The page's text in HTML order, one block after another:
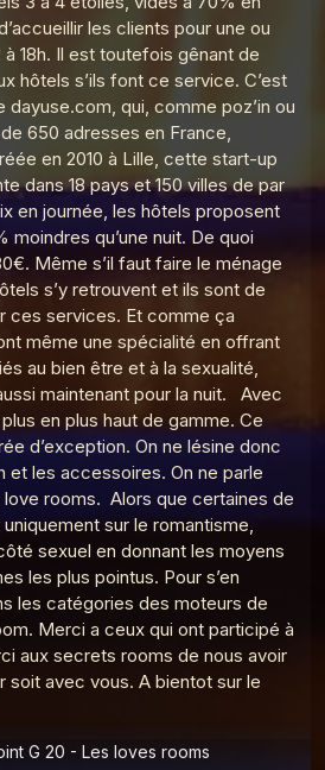
les clients pour une ou
à 18h. Il est toutefois gênant de
hôtels s’ils font ce service. C’est
dayuse.com, qui, comme poz’in ou
650 adresses en France,
en 2010 à Lille, cette start-up
dans 18 pays et 150 villes de par
en journée, les hôtels proposent
qu’une nuit. De quoi
Même s’il faut faire le ménage
s’y retrouvent et ils sont de
ces services. Et comme ça
même une spécialité en offrant
au bien être et à la sexualité,
maintenant pour la nuit. Avec
en plus haut de gamme. Ce
d’exception. On ne lésine donc
et les accessoires. On ne parle
rooms. Alors que certaines de
sur le romantisme,
sexuel en donnant les moyens
les plus pointus. Pour s’en
les catégories des moteurs de
Merci a ceux qui ont participé à
aux secrets rooms de nous avoir
soit avec vous. A bientot sur le
G 20 - Les loves rooms